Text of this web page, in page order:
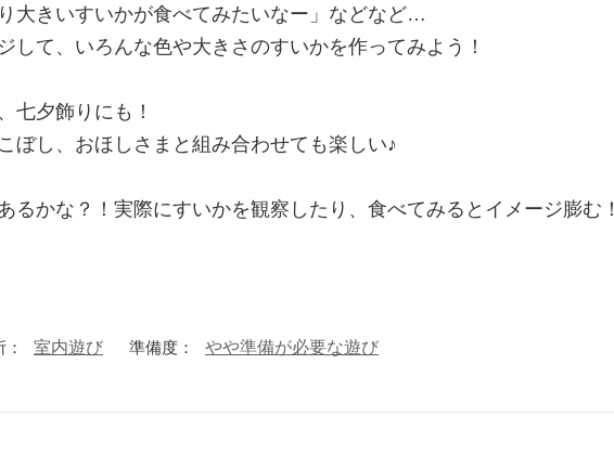
大きいすいかが食べてみたいなー」などなど…
して、いろんな色や大きさのすいかを作ってみよう！
七夕飾りにも！
ぼし、おほしさまと組み合わせても楽しい♪
るかな？！実際にすいかを観察したり、食べてみるとイメージ膨む！
室内遊び 準備度： やや準備が必要な遊び